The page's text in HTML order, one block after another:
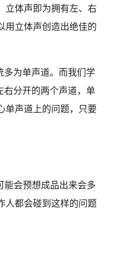
立体声即为拥有左、右
用立体声创造出绝佳的
为单声道。而我们学
分开的两个声道，单
单声道上的问题，只要
能会预想成品出来会多
人都会碰到这样的问题